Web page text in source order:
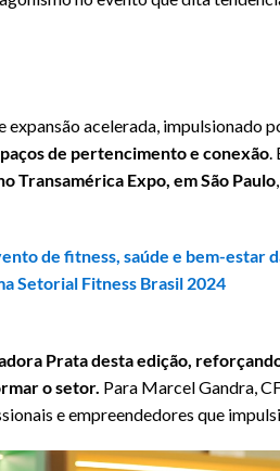
acelerada, impulsionado
de pertencimento e conexão
Transamérica Expo, em São Paulo
de fitness, saúde e bem-estar
Setorial Fitness Brasil 2024
Prata desta edição,
o setor. Para Marcel Gandra,
e empreendedores que